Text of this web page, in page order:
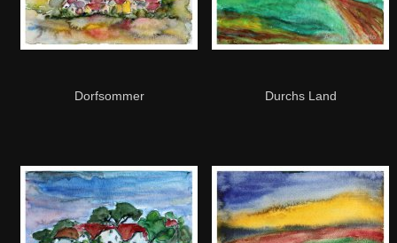
Dorfsommer Durchs Land